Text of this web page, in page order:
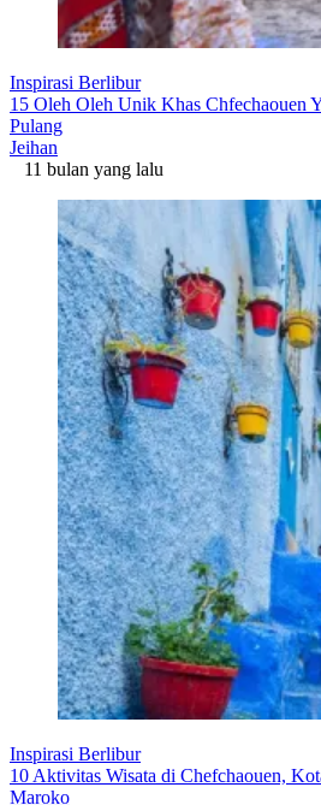
Inspirasi Berlibur
15 Oleh Oleh Unik Khas Chfechaouen
Pulang
Jeihan
11 bulan yang lalu
Inspirasi Berlibur
10 Aktivitas Wisata di Chefchaouen,
Maroko